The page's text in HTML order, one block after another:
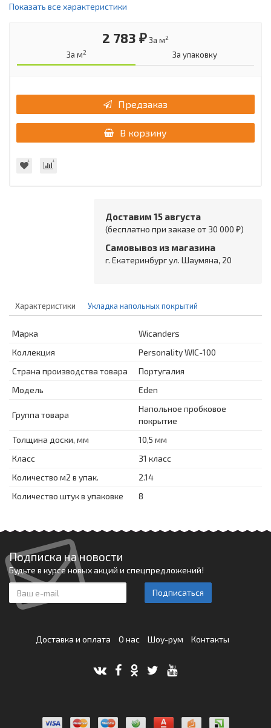
Показать все характеристики
2 783 ₽За м2
За м2 За упаковку
Предзаказ
В корзину
Доставим 15 августа
(бесплатно при заказе от 30 000 ₽)
Самовывоз из магазина
г. Екатеринбург ул. Шаумяна, 20
Характеристики Укладка напольных покрытий
Марка
Wicanders
Коллекция
Personality WIC-100
Страна производства товара
Португалия
Модель
Eden
Группа товара
Напольное пробковое
покрытие
Толщина доски, мм
10,5 мм
Класс
31 класс
Количество м2 в упак.
2.14
Количество штук в упаковке
8
Подписка на новости
Будьте в курсе новых акций и спецпредложений!
Подписаться
Доставка и оплата О нас Шоу-рум Контакты